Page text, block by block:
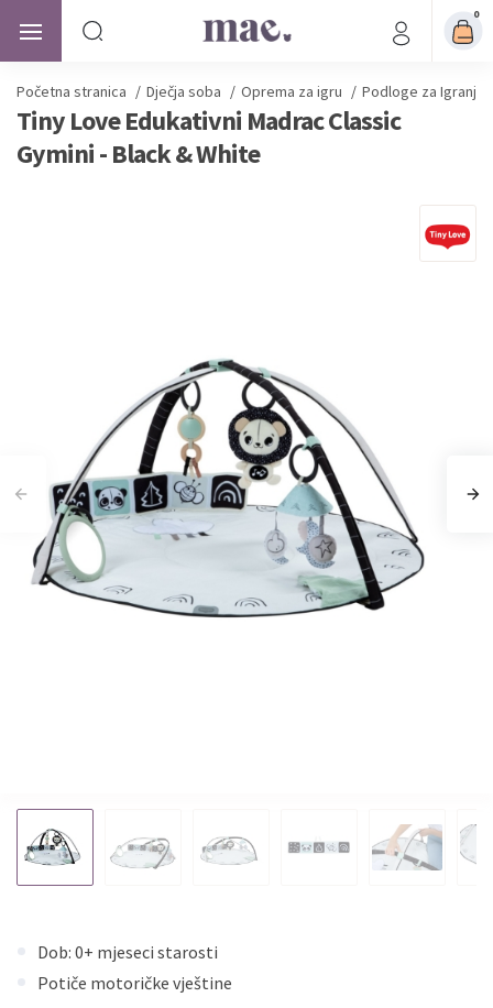
0
Početna stranica / Dječja soba / Oprema za igru / Podloge za Igranje
Tiny Love Edukativni Madrac Classic
Gymini - Black & White
Dob: 0+ mjeseci starosti
Potiče motoričke vještine